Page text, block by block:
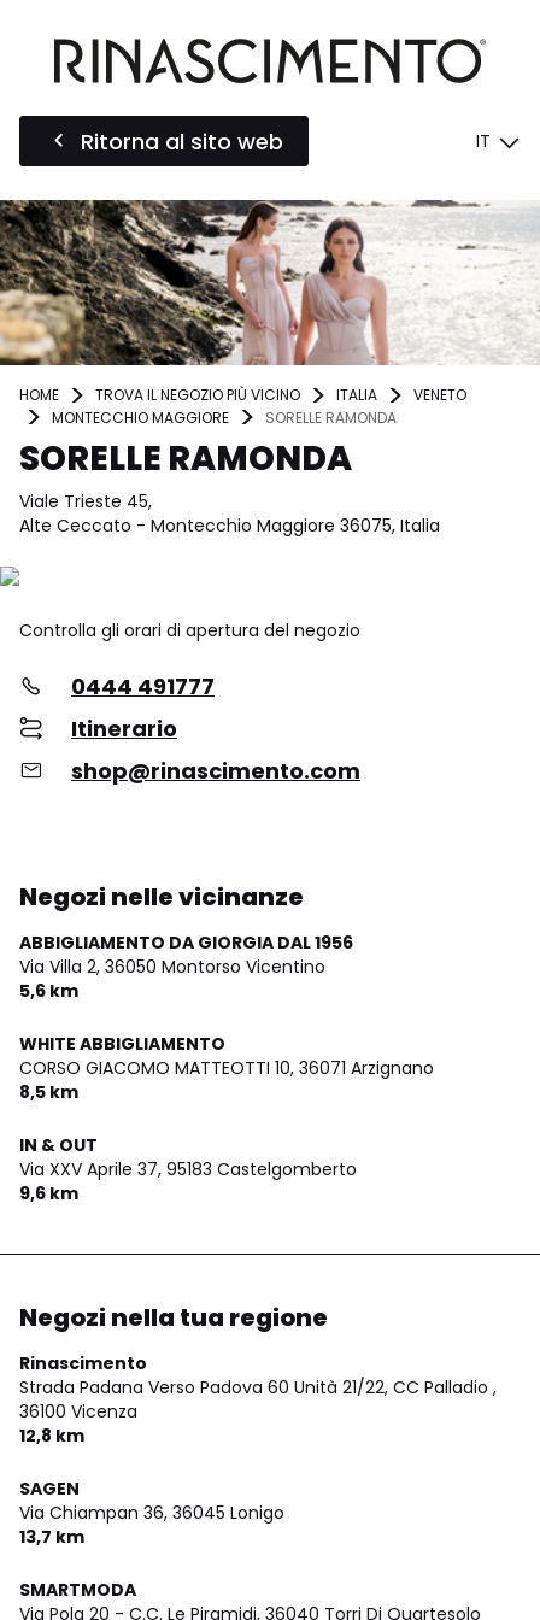
Ritorna al sito web IT
HOME TROVA IL NEGOZIO PIÙ VICINO ITALIA
VENETO
MONTECCHIO MAGGIORE
SORELLE RAMONDA
SORELLE RAMONDA
Viale Trieste 45,
Alte Ceccato - Montecchio Maggiore 36075, Italia
Controlla gli orari di apertura del negozio
0444 491777
Itinerario
shop@rinascimento.com
Negozi nelle vicinanze
ABBIGLIAMENTO DA GIORGIA DAL 1956
Via Villa 2, 36050 Montorso Vicentino
5,6 km
WHITE ABBIGLIAMENTO
CORSO GIACOMO MATTEOTTI 10, 36071 Arzignano
8,5 km
IN & OUT
Via XXV Aprile 37, 95183 Castelgomberto
9,6 km
Negozi nella tua regione
Rinascimento
Strada Padana Verso Padova 60 Unità 21/22, CC Palladio ,
36100 Vicenza
12,8 km
SAGEN
Via Chiampan 36, 36045 Lonigo
13,7 km
SMARTMODA
Via Pola 20 - C.C. Le Piramidi, 36040 Torri Di Quartesolo